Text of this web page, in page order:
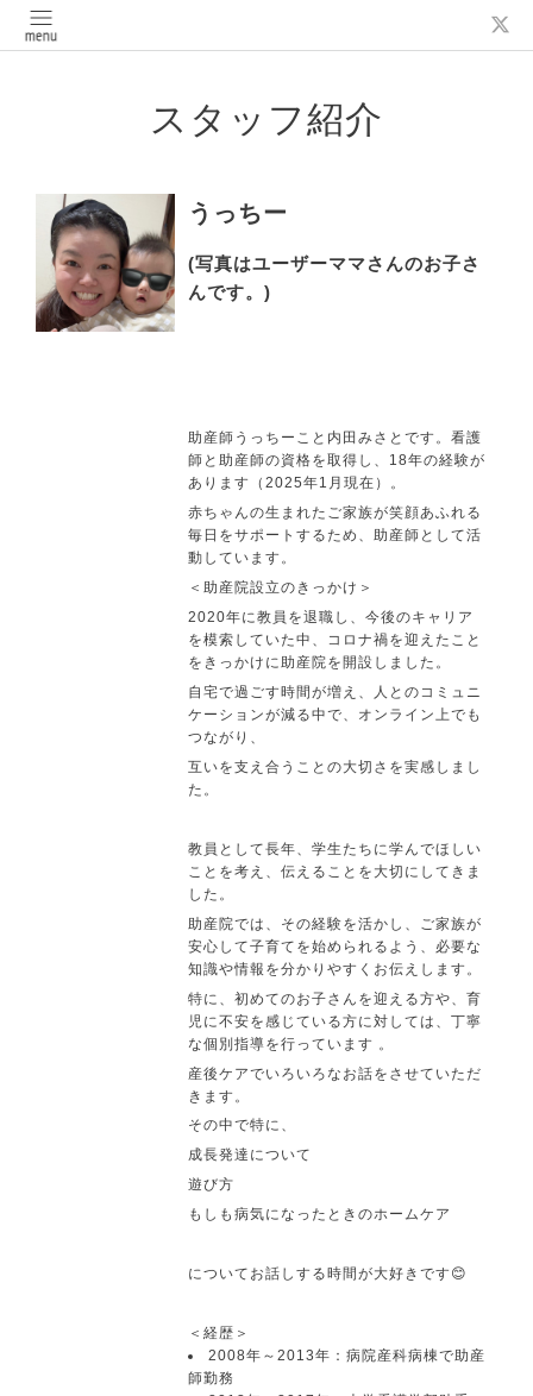
スタッフ紹介
うっちー
(写真はユーザーママさんのお子さ
んです。)
助産師うっちーこと内田みさとです。看護
師と助産師の資格を取得し、18年の経験が
あります（2025年1月現在）。
赤ちゃんの生まれたご家族が笑顔あふれる
毎日をサポートするため、助産師として活
動しています。
＜助産院設立のきっかけ＞
2020年に教員を退職し、今後のキャリア
を模索していた中、コロナ禍を迎えたこと
をきっかけに助産院を開設しました。
自宅で過ごす時間が増え、人とのコミュニ
ケーションが減る中で、オンライン上でも
つながり、
互いを支え合うことの大切さを実感しまし
た。
教員として長年、学生たちに学んでほしい
ことを考え、伝えることを大切にしてきま
した。
助産院では、その経験を活かし、ご家族が
安心して子育てを始められるよう、必要な
知識や情報を分かりやすくお伝えします。
特に、初めてのお子さんを迎える方や、育
児に不安を感じている方に対しては、丁寧
な個別指導を行っています 。
産後ケアでいろいろなお話をさせていただ
きます。
その中で特に、
成長発達について
遊び方
もしも病気になったときのホームケア
についてお話しする時間が大好きです😊
＜経歴＞
2008年～2013年：病院産科病棟で助産
師勤務